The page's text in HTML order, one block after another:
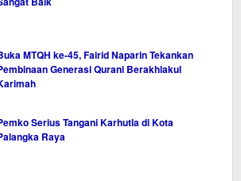
MTQH ke-45, Fairid Naparin Tekankan
Generasi Qurani Berakhlakul
Serius Tangani Karhutla di Kota
Raya